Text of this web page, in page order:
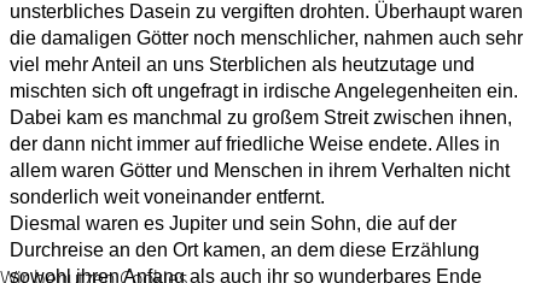
unsterbliches Dasein zu vergiften drohten. Überhaupt waren
die damaligen Götter noch menschlicher, nahmen auch sehr
viel mehr Anteil an uns Sterblichen als heutzutage und
mischten sich oft ungefragt in irdische Angelegenheiten ein.
Dabei kam es manchmal zu großem Streit zwischen ihnen,
der dann nicht immer auf friedliche Weise endete. Alles in
allem waren Götter und Menschen in ihrem Verhalten nicht
sonderlich weit voneinander entfernt.
Diesmal waren es Jupiter und sein Sohn, die auf der
Durchreise an den Ort kamen, an dem diese Erzählung
sowohl ihren Anfang als auch ihr so wunderbares Ende